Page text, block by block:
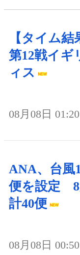
【タイム
第12戦イギ
ィス
08月08日 01:20
ANA、台風
便を設定 8
計40便
08月08日 00:50